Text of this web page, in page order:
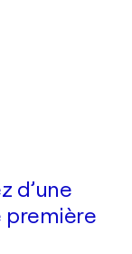
d’une
première